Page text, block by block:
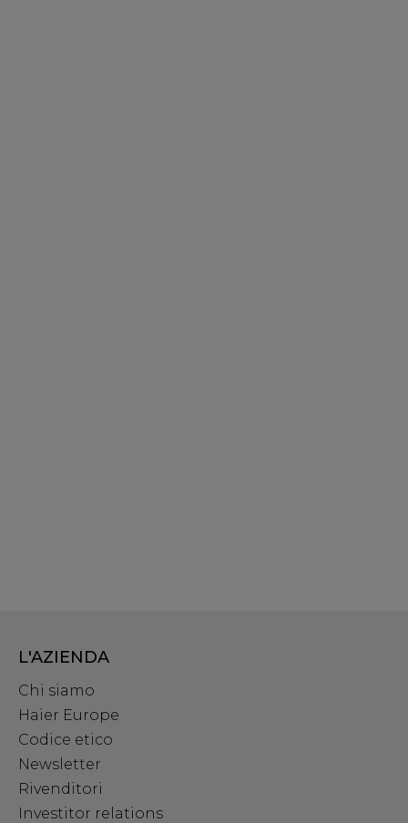
L'AZIENDA
Chi siamo
Haier Europe
Codice etico
Newsletter
Rivenditori
Investitor relations